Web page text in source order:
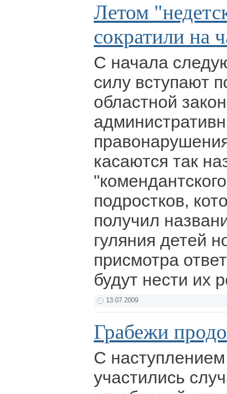
Летом
сократили на
С начала
силу вступают
областной
касаются так
подростков,
получил
гуляния детей
присмотра
будут нести их
13.07.2009
Грабежи
С
участились